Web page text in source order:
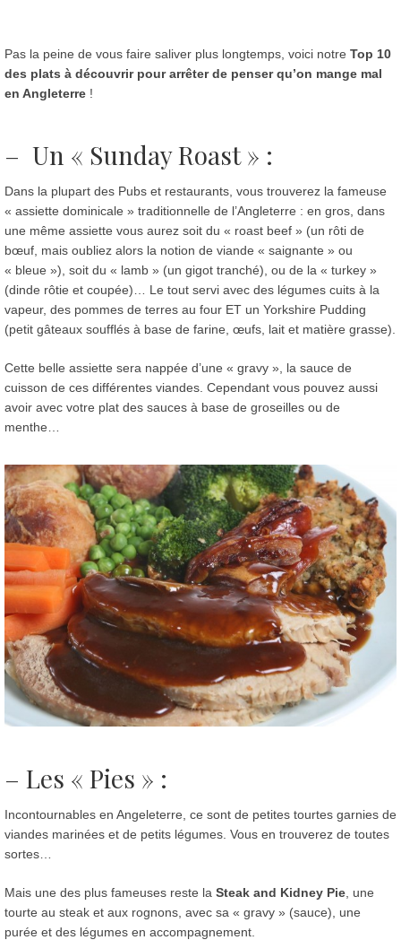
Pas la peine de vous faire saliver plus longtemps, voici notre Top 10
des plats à découvrir pour arrêter de penser qu’on mange mal
en Angleterre !
– Un « Sunday Roast» :
Dans la plupart des Pubs et restaurants, vous trouverez la fameuse
« assiette dominicale » traditionnelle de l’Angleterre : en gros, dans
une même assiette vous aurez soit du « roast beef » (un rôti de
bœuf, mais oubliez alors la notion de viande « saignante » ou
« bleue »), soit du « lamb » (un gigot tranché), ou de la « turkey »
(dinde rôtie et coupée)… Le tout servi avec des légumes cuits à la
vapeur, des pommes de terres au four ET un Yorkshire Pudding
(petit gâteaux soufflés à base de farine, œufs, lait et matière grasse).
Cette belle assiette sera nappée d’une « gravy », la sauce de
cuisson de ces différentes viandes. Cependant vous pouvez aussi
avoir avec votre plat des sauces à base de groseilles ou de
menthe…
– Les « Pies » :
Incontournables en Angeleterre, ce sont de petites tourtes garnies de
viandes marinées et de petits légumes. Vous en trouverez de toutes
sortes…
Mais une des plus fameuses reste la Steak and Kidney Pie , une
tourte au steak et aux rognons, avec sa « gravy » (sauce), une
purée et des légumes en accompagnement.